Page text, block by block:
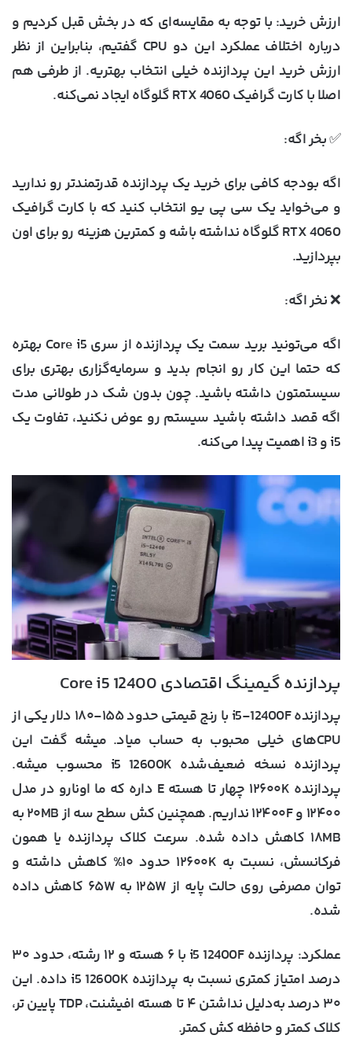
ارزش خرید: با توجه به مقایسه‌ای که در بخش قبل کردیم و
درباره اختلاف عملکرد این دو CPU گفتیم، بنابراین از نظر
ارزش خرید این پردازنده خیلی انتخاب بهتریه. از طرفی هم
اصلا با کارت گرافیک RTX 4060 گلوگاه ایجاد نمی‌کنه.
✅ بخر اگه:
اگه بودجه کافی برای خرید یک پردازنده قدرتمندتر رو ندارید
و می‌خواید یک سی پی یو انتخاب کنید که با کارت گرافیک
RTX 4060 گلوگاه نداشته باشه و کمترین هزینه رو برای اون
بپردازید.
❌ نخر اگه:
اگه می‌تونید برید سمت یک پردازنده از سری Core i5 بهتره
که حتما این کار رو انجام بدید و سرمایه‌گزاری بهتری برای
سیستمتون داشته باشید. چون بدون شک در طولانی مدت
اگه قصد داشته باشید سیستم رو عوض نکنید، تفاوت یک
i5 و i3 اهمیت پیدا می‌کنه.
پردازنده گیمینگ اقتصادی Core i5 12400
پردازنده i5-12400F با رنج قیمتی حدود ۱۵۵-۱۸۰ دلار یکی از
CPUهای خیلی محبوب به حساب میاد. میشه گفت این
پردازنده نسخه ضعیف‌شده‌ i5 12600K محسوب میشه.
پردازنده ۱۲۶۰۰K چهار تا هسته E داره که ما اونارو در مدل
۱۲۴۰۰ و ۱۲۴۰۰F نداریم. همچنین کش سطح سه از ۲۰MB به
۱۸MB کاهش داده شده. سرعت کلاک پردازنده یا همون
فرکانسش، نسبت به ۱۲۶۰۰K حدود ۱۰% کاهش داشته و
توان مصرفی روی حالت پایه از ۱۲۵W به ۶۵W کاهش داده
شده.
عملکرد
: پردازنده i5 12400F با ۶ هسته و ۱۲ رشته، حدود ۳۰
درصد امتیاز کمتری نسبت به پردازنده i5 12600K داده. این
۳۰ درصد به‌دلیل نداشتن ۴ تا هسته افیشنت، TDP پایین تر،
کلاک کمتر و حافظه کش کمتر.